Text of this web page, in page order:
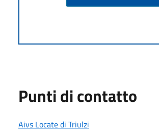
Punti di contatto
Aivs Locate di Triulzi